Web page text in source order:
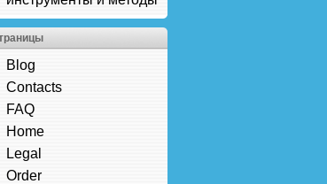
Blog
Contacts
FAQ
Home
Legal
Order